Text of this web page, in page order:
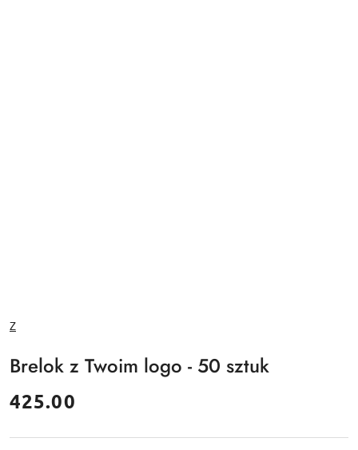
NAZWA
PRODUCENTA:
Z
Brelok z Twoim logo - 50 sztuk
cena:
425.00